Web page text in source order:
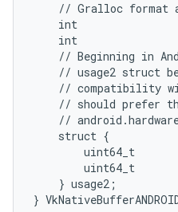
// Gralloc format
int
int
// Beginning in
// usage2 struct
// compatibility
// should prefer
//
    struct {
uint64_t
uint64_t
    } usage2;